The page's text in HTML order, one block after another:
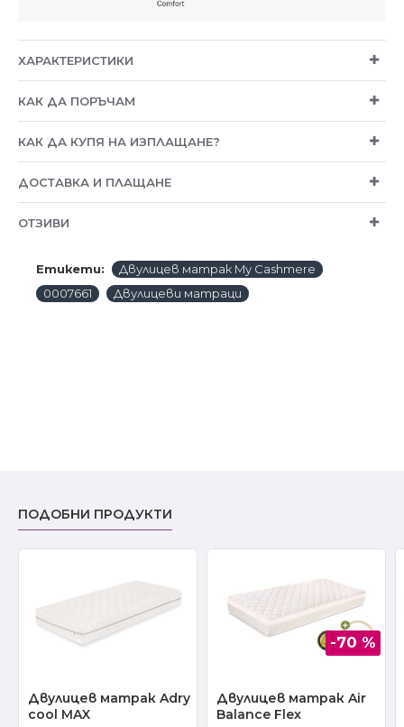
ХАРАКТЕРИСТИКИ
КАК ДА ПОРЪЧАМ
КАК ДА КУПЯ НА ИЗПЛАЩАНЕ?
ДОСТАВКА И ПЛАЩАНЕ
ОТЗИВИ
Етикети:
Двулицев матрак My Cashmere
0007661
Двулицеви матраци
ПОДОБНИ ПРОДУКТИ
Двулицев матрак Adry
cool MAX
-70 %
Двулицев матрак Air
Balance Flex